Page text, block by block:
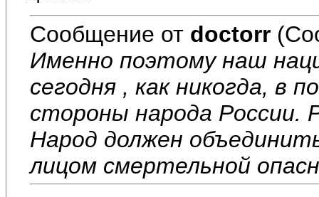
Сообщение от doctorr
Именно поэтому наш
сегодня , как никогда, в
стороны народа России.
Народ должен
лицом смертельной